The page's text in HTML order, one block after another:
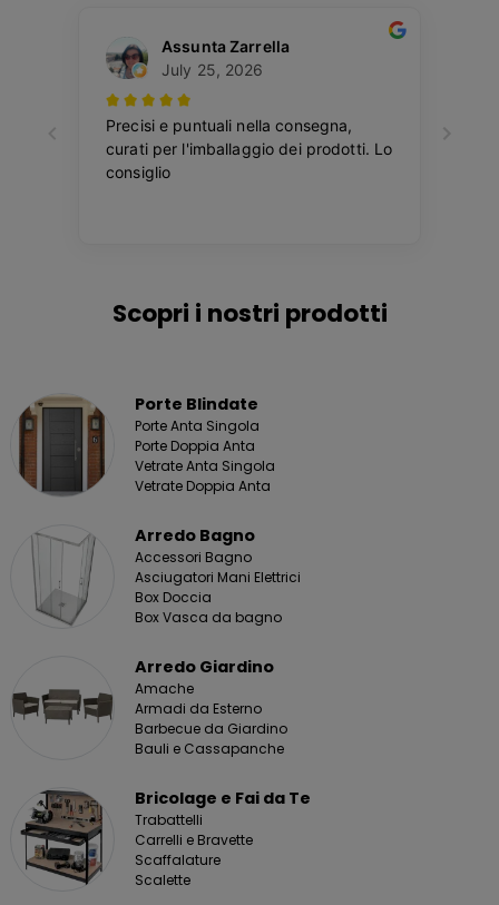
Scopri i nostri prodotti
Porte Blindate
Porte Anta Singola
Porte Doppia Anta
Vetrate Anta Singola
Vetrate Doppia Anta
Arredo Bagno
Accessori Bagno
Asciugatori Mani Elettrici
Box Doccia
Box Vasca da bagno
Arredo Giardino
Amache
Armadi da Esterno
Barbecue da Giardino
Bauli e Cassapanche
Bricolage e Fai da Te
Trabattelli
Carrelli e Bravette
Scaffalature
Scalette